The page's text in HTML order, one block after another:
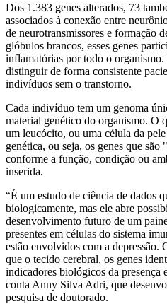
Dos 1.383 genes alterados, 73
associados à conexão entre
de neurotransmissores e formação
glóbulos brancos, esses genes
inflamatórias por todo o organismo.
distinguir de forma consistente
indivíduos sem o transtorno.
Cada indivíduo tem um genoma
material genético do organismo. O
um leucócito, ou uma célula da
genética, ou seja, os genes que
conforme a função, condição ou
inserida.
“É um estudo de ciência de dados
biologicamente, mas ele abre
desenvolvimento futuro de um
presentes em células do sistema
estão envolvidos com a depressão.
que o tecido cerebral, os genes
indicadores biológicos da presença
conta Anny Silva Adri, que
pesquisa de doutorado.